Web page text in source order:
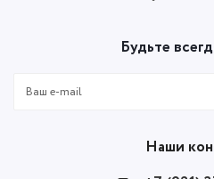
Будьте
Наши